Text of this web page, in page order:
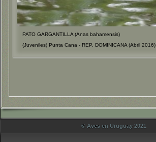
PATO GARGANTILLA (Anas bahamensis)
(Juveniles) Punta Cana - REP. DOMINICANA (Abril 2016)
© Aves en Uruguay 2021